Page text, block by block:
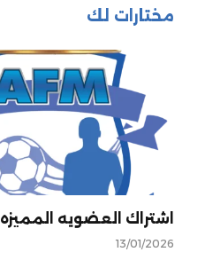
مختارات لك
اشتراك العضويه المميزه
13/01/2026